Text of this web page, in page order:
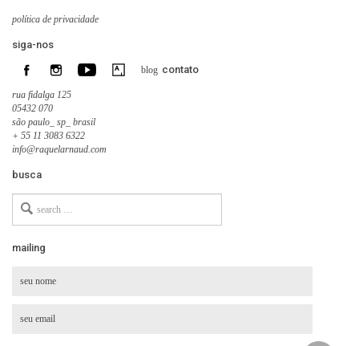
política de privacidade
siga-nos
blog contato
rua fidalga 125
05432 070
são paulo_ sp_ brasil
+ 55 11 3083 6322
info@raquelarnaud.com
busca
for
mailing